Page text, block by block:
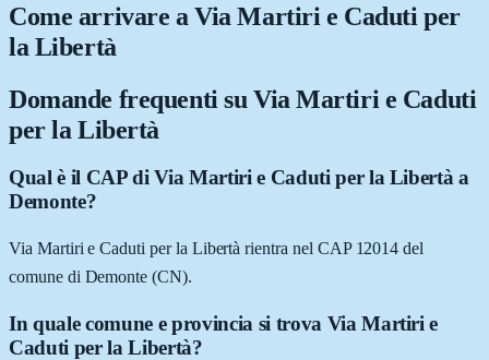
Come arrivare aVia Martiri e Caduti per
la Libertà
Domande frequenti su Via Martiri e Caduti
per la Libertà
Qual è il CAP di Via Martiri e Caduti per la Libertà a
Demonte?
Via Martiri e Caduti per la Libertà rientra nel CAP 12014 del
comune di Demonte (CN).
In quale comune e provincia si trova Via Martiri e
Caduti per la Libertà?